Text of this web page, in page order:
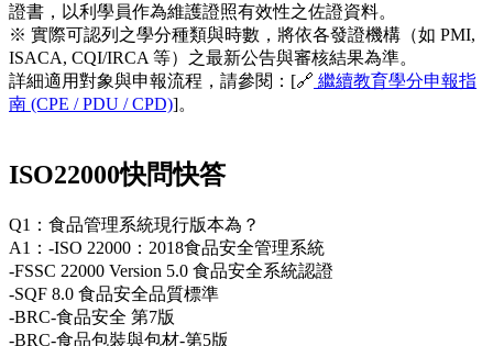
證書，以利學員作為維護證照有效性之佐證資料。
※ 實際可認列之學分種類與時數，將依各發證機構（如 PMI,
ISACA, CQI/IRCA 等）之最新公告與審核結果為準。
詳細適用對象與申報流程，請參閱：[🔗 繼續教育學分申報指
南 (CPE / PDU / CPD)]。
ISO22000快問快答
Q1：食品管理系統現行版本為？
A1：-ISO 22000：2018食品安全管理系統
-FSSC 22000 Version 5.0 食品安全系統認證
-SQF 8.0 食品安全品質標準
-BRC-食品安全 第7版
-BRC-食品包裝與包材-第5版